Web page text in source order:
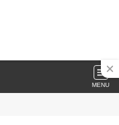
MENU